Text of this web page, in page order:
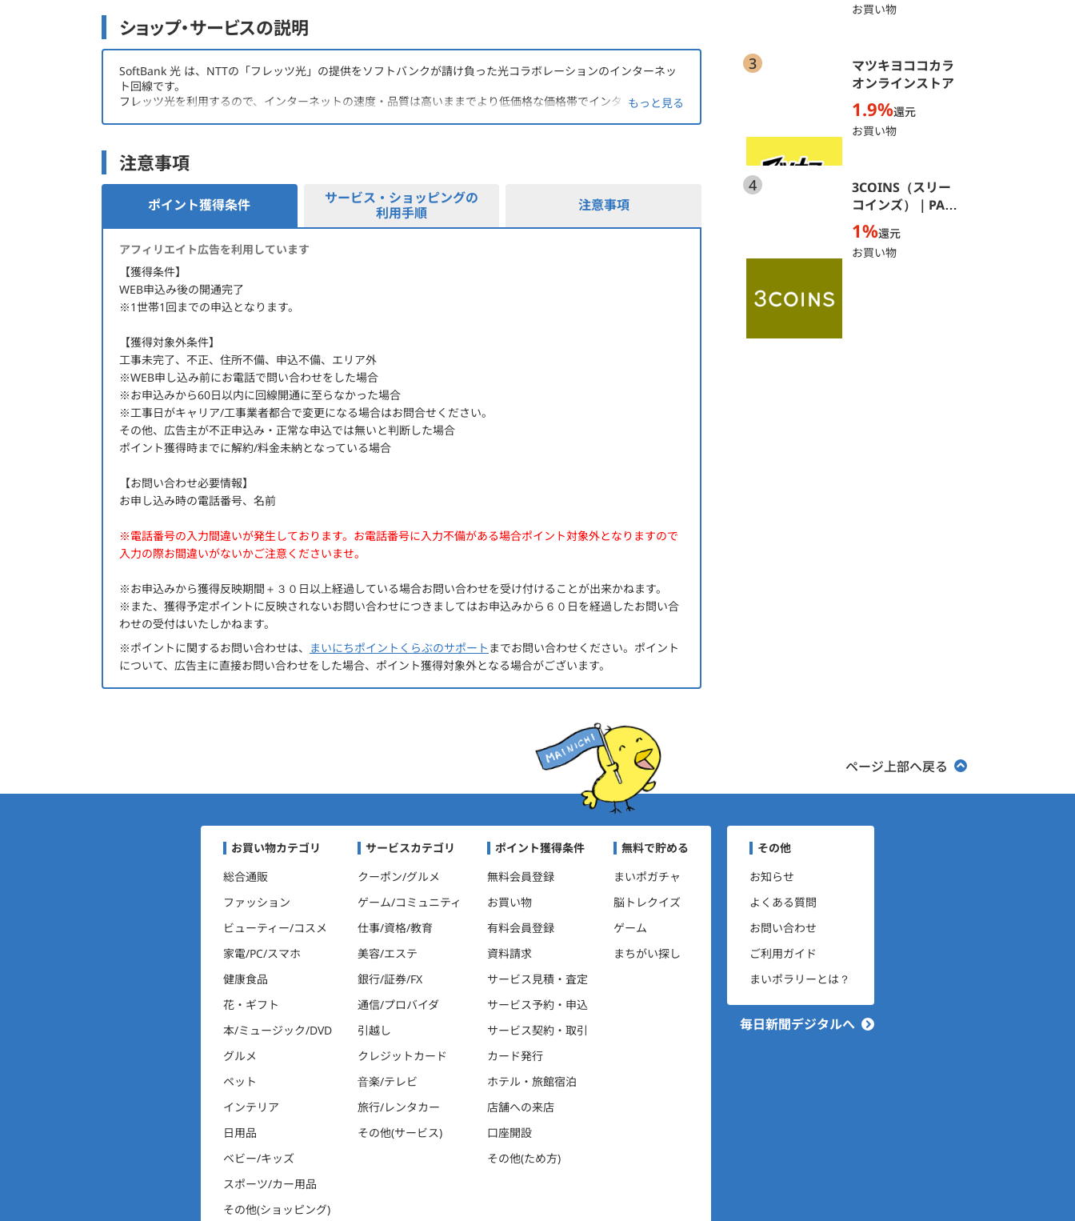
ショップ・サービスの説明
SoftBank 光 は、NTTの「フレッツ光」の提供をソフトバンクが請け負った光コラボレーションのインターネッ
ト回線です。
フレッツ光を利用するので、インターネットの速度・品質は高いままでより低価格な価格帯でインターネットを
もっと見る
注意事項
ポイント獲得条件
サービス・ショッピングの
利用手順
注意事項
ポイント獲得条件
アフィリエイト広告を利用しています
【獲得条件】
WEB申込み後の開通完了
※1世帯1回までの申込となります。
【獲得対象外条件】
工事未完了、不正、住所不備、申込不備、エリア外
※WEB申し込み前にお電話で問い合わせをした場合
※お申込みから60日以内に回線開通に至らなかった場合
※工事日がキャリア/工事業者都合で変更になる場合はお問合せください。
その他、広告主が不正申込み・正常な申込では無いと判断した場合
ポイント獲得時までに解約/料金未納となっている場合
【お問い合わせ必要情報】
お申し込み時の電話番号、名前
※電話番号の入力間違いが発生しております。お電話番号に入力不備がある場合ポイント対象外となりますので
入力の際お間違いがないかご注意くださいませ。
※お申込みから獲得反映期間＋３０日以上経過している場合お問い合わせを受け付けることが出来かねます。
※また、獲得予定ポイントに反映されないお問い合わせにつきましてはお申込みから６０日を経過したお問い合
わせの受付はいたしかねます。
※ポイントに関するお問い合わせは、
まいにちポイントくらぶのサポート までお問い合わせください。ポイント
について、広告主に直接お問い合わせをした場合、ポイント獲得対象外となる場合がございます。
お買い物
3
マツキヨココカラ
オンラインストア
1.9%還元
お買い物
4
3COINS（スリー
コインズ）｜PAL
CLOSET ONLINE
STORE（パルクロ
ーゼットオンライ
1%還元
お買い物
ページ上部へ戻る
まいにちポイントくらぶナビゲーション
お買い物カテゴリ
総合通販
ファッション
ビューティー/コスメ
家電/PC/スマホ
健康食品
花・ギフト
本/ミュージック/DVD
グルメ
ペット
インテリア
日用品
ベビー/キッズ
スポーツ/カー用品
その他(ショッピング)
サービスカテゴリ
クーポン/グルメ
ゲーム/コミュニティ
仕事/資格/教育
美容/エステ
銀行/証券/FX
通信/プロバイダ
引越し
クレジットカード
音楽/テレビ
旅行/レンタカー
その他(サービス)
ポイント獲得条件
無料会員登録
お買い物
有料会員登録
資料請求
サービス見積・査定
サービス予約・申込
サービス契約・取引
カード発行
ホテル・旅館宿泊
店舗への来店
口座開設
その他(ため方)
無料で貯める
まいポガチャ
脳トレクイズ
ゲーム
まちがい探し
ユーザーナビゲーション
その他
お知らせ
よくある質問
お問い合わせ
ご利用ガイド
まいポラリーとは？
毎日新聞デジタルへ